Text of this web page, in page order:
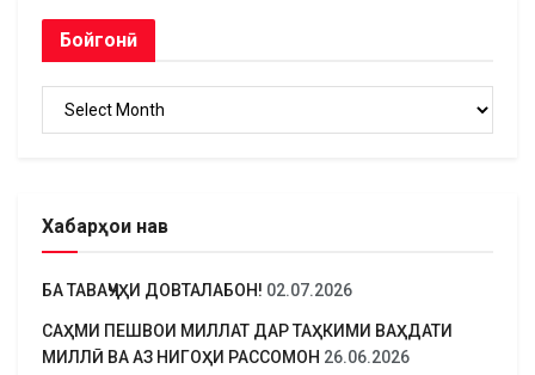
Бойгонӣ
Хабарҳои нав
БА ТАВАҶҶУҲИ ДОВТАЛАБОН! 02.07.2026
САҲМИ ПЕШВОИ МИЛЛАТ ДАР ТАҲКИМИ ВАҲДАТИ
МИЛЛӢ ВА АЗ НИГОҲИ РАССОМОН 26.06.2026